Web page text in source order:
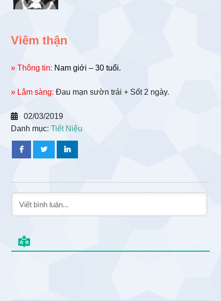
Viêm thận
» Thông tin: Nam giới – 30 tuổi.
» Lâm sàng: Đau mạn sườn trái + Sốt 2 ngày.
02/03/2019
Danh mục:Tiết Niệu